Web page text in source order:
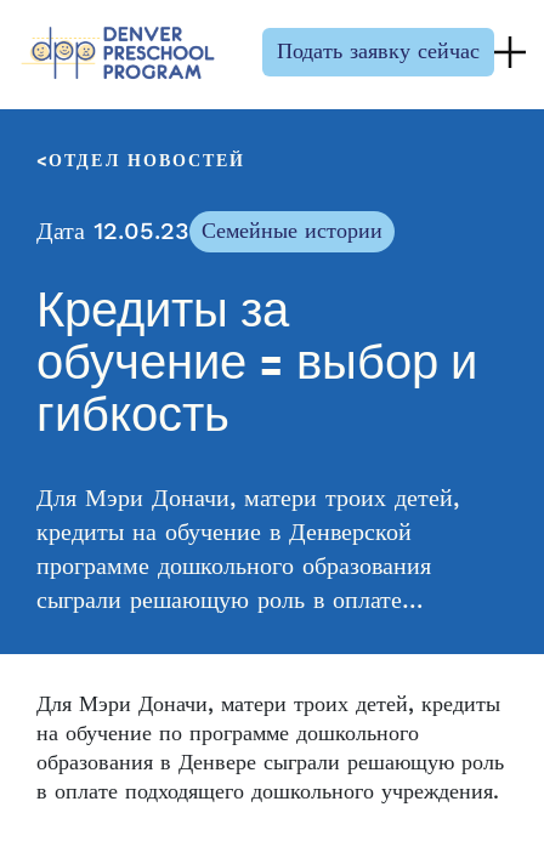
Подать заявку сейчас
ОТДЕЛ НОВОСТЕЙ
Дата 12.05.23 Семейные истории
Кредиты за
обучение = выбор и
гибкость
Для Мэри Доначи, матери троих детей,
кредиты на обучение в Денверской
программе дошкольного образования
сыграли решающую роль в оплате…
Для Мэри Доначи, матери троих детей, кредиты
на обучение по программе дошкольного
образования в Денвере сыграли решающую роль
в оплате подходящего дошкольного учреждения.